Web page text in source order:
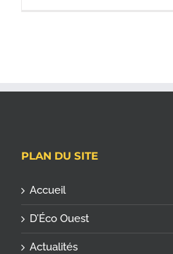
PLAN DU SITE
Accueil
D’Éco Ouest
Actualités